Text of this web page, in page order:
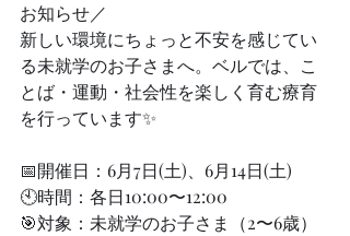
お知らせ／
新しい環境にちょっと不安を感じてい
る未就学のお子さまへ。ベルでは、こ
とば・運動・社会性を楽しく育む療育
を行っています✨
📅開催日：6月7日(土)、6月14日(土)
🕙時間：各日10:00〜12:00
🎯対象：未就学のお子さま（2〜6歳）